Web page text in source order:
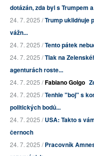
dotázán, zda byl s Trumpem
24. 7. 2025 /Trump uklidňuje
vážn...
24. 7. 2025 /Tento pátek
24. 7. 2025 /Tlak na
agenturách roste...
24. 7. 2025 /Fabiano Golgo
24. 7. 2025 /Tenhle "boj" s
politických bodů...
24. 7. 2025 /USA: Takto s
černoch
24. 7. 2025 /Pracovník